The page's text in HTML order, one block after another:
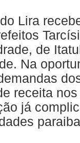
Lira
de
Na
receita
já